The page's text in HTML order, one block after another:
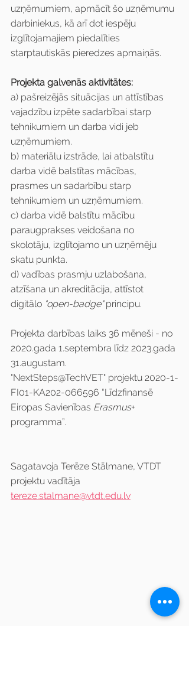
uzņēmumiem, apmācīt šo uzņēmumu
darbiniekus, kā arī dot iespēju
izglītojamajiem piedalīties
starptautiskās pieredzes apmaiņās.
Projekta galvenās aktivitātes:
a) pašreizējās situācijas un attīstības
vajadzību izpēte sadarbībai starp
tehnikumiem un darba vidi jeb
uzņēmumiem.
b) materiālu izstrāde, lai atbalstītu
darba vidē balstītas mācības,
prasmes un sadarbību starp
tehnikumiem un uzņēmumiem.
c) darba vidē balstītu mācību
paraugprakses veidošana no
skolotāju, izglītojamo un uzņēmēju
skatu punkta.
d) vadības prasmju uzlabošana,
atzīšana un akreditācija, attīstot
digitālo "open-badge" principu.
Projekta darbības laiks 36 mēneši - no
2020.gada 1.septembra līdz 2023.gada
31.augustam.
"NextSteps@TechVET" projektu 2020-1-
FI01-KA202-066596 “Līdzfinansē
Eiropas Savienības Erasmus+
programma”.
Sagatavoja Terēze Stālmane, VTDT
projektu vadītāja
tereze.stalmane@vtdt.edu.lv